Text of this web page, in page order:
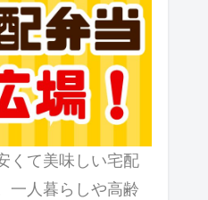
くて美味しい宅配
一人暮らしや高齢